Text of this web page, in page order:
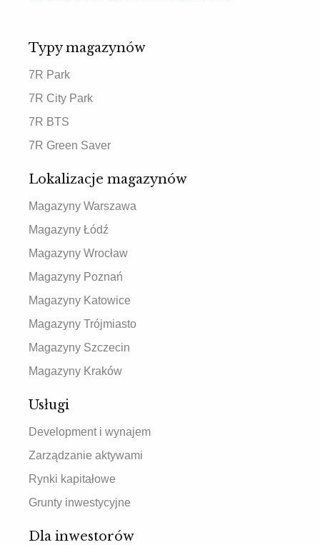
Typy magazynów
7R Park
7R City Park
7R BTS
7R Green Saver
Lokalizacje magazynów
Magazyny Warszawa
Magazyny Łódź
Magazyny Wrocław
Magazyny Poznań
Magazyny Katowice
Magazyny Trójmiasto
Magazyny Szczecin
Magazyny Kraków
Usługi
Development i wynajem
Zarządzanie aktywami
Rynki kapitałowe
Grunty inwestycyjne
Dla inwestorów